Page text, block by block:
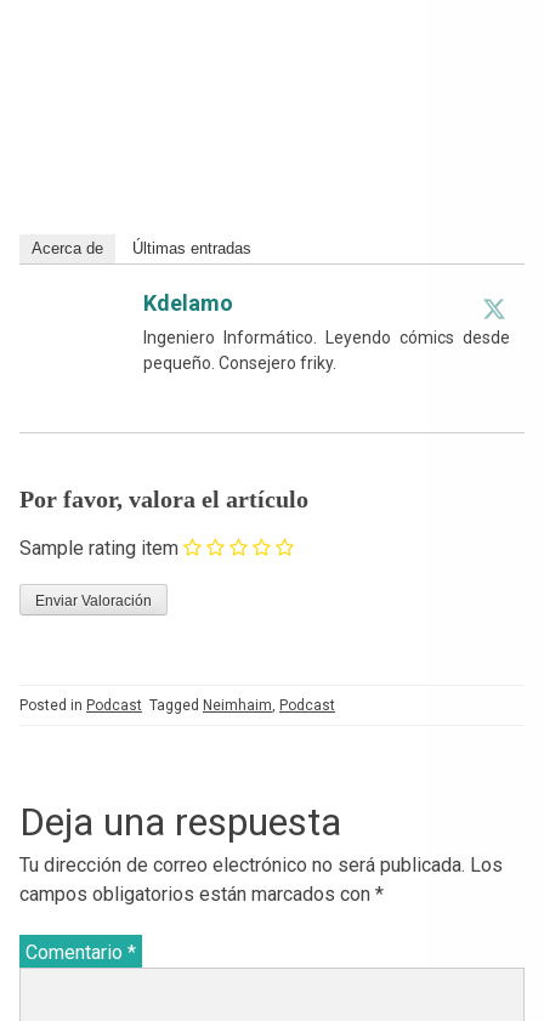
Acerca de Últimas entradas
Kdelamo
Ingeniero Informático. Leyendo cómics desde
pequeño. Consejero friky.
Por favor, valora el artículo
Sample rating item
Posted in Podcast Tagged Neimhaim, Podcast
Deja una respuesta
Tu dirección de correo electrónico no será publicada. Los
campos obligatorios están marcados con *
Comentario *